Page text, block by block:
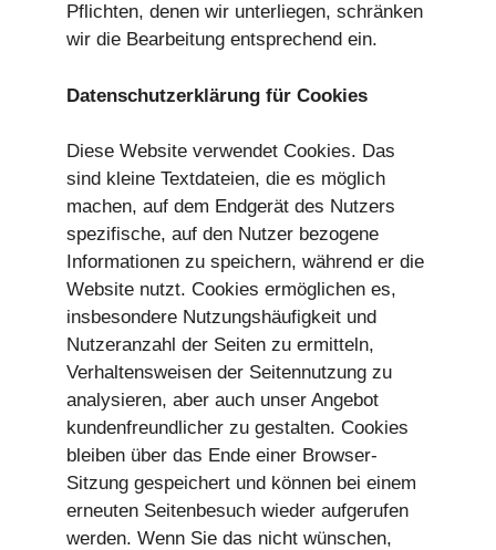
Pflichten, denen wir unterliegen, schränken
wir die Bearbeitung entsprechend ein.
Datenschutzerklärung für Cookies
Diese Website verwendet Cookies. Das
sind kleine Textdateien, die es möglich
machen, auf dem Endgerät des Nutzers
spezifische, auf den Nutzer bezogene
Informationen zu speichern, während er die
Website nutzt. Cookies ermöglichen es,
insbesondere Nutzungshäufigkeit und
Nutzeranzahl der Seiten zu ermitteln,
Verhaltensweisen der Seitennutzung zu
analysieren, aber auch unser Angebot
kundenfreundlicher zu gestalten. Cookies
bleiben über das Ende einer Browser-
Sitzung gespeichert und können bei einem
erneuten Seitenbesuch wieder aufgerufen
werden. Wenn Sie das nicht wünschen,